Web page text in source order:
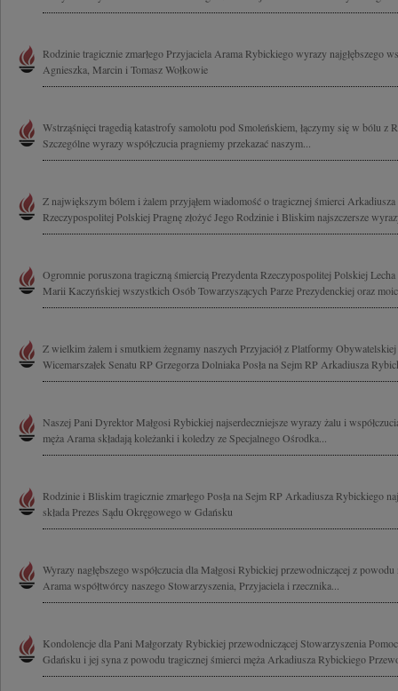
Rodzinie tragicznie zmarłego Przyjaciela Arama Rybickiego wyrazy najgłębszego
Agnieszka, Marcin i Tomasz Wołkowie
Wstrząśnięci tragedią katastrofy samolotu pod Smoleńskiem, łączymy się w bólu z
Szczególne wyrazy współczucia pragniemy przekazać naszym...
Z największym bólem i żalem przyjąłem wiadomość o tragicznej śmierci Arkadiusza
Rzeczypospolitej Polskiej Pragnę złożyć Jego Rodzinie i Bliskim najszczersze
Ogromnie poruszona tragiczną śmiercią Prezydenta Rzeczypospolitej Polskiej
Marii Kaczyńskiej wszystkich Osób Towarzyszących Parze Prezydenckiej oraz
Z wielkim żalem i smutkiem żegnamy naszych Przyjaciół z Platformy
Wicemarszałek Senatu RP Grzegorza Dolniaka Posła na Sejm RP Arkadiusza
Naszej Pani Dyrektor Małgosi Rybickiej najserdeczniejsze wyrazy żalu i
męża Arama składają koleżanki i koledzy ze Specjalnego Ośrodka...
Rodzinie i Bliskim tragicznie zmarłego Posła na Sejm RP Arkadiusza Rybickiego
składa Prezes Sądu Okręgowego w Gdańsku
Wyrazy nagłębszego współczucia dla Małgosi Rybickiej przewodniczącej z powodu
Arama współtwórcy naszego Stowarzyszenia, Przyjaciela i rzecznika...
Kondolencje dla Pani Małgorzaty Rybickiej przewodniczącej Stowarzyszenia
Gdańsku i jej syna z powodu tragicznej śmierci męża Arkadiusza Rybickiego